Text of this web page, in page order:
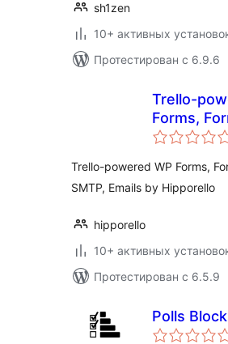
sh1zen
10+ активных
Протестирован с 6.9.6
Trello-
Forms,
builder,
Hipporello
Trello-powered WP Forms,
SMTP, Emails by Hipporello
hipporello
10+ активных
Протестирован с 6.5.9
Polls Block